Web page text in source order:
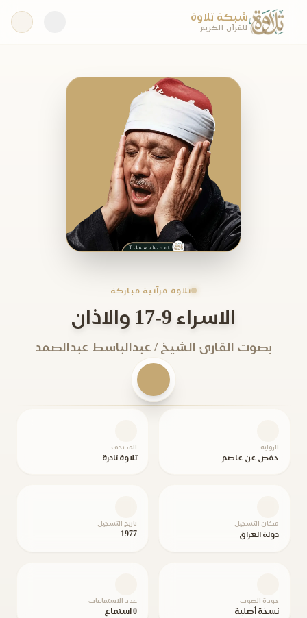
شبكة تلاوة
للقرآن الكريم
تلاوة قرآنية مباركة
الاسراء 9-17 والاذان
بصوت القارئ الشيخ / عبدالباسط عبدالصمد
الرواية
حفص عن عاصم
المصحف
تلاوة نادرة
مكان التسجيل
دولة العراق
تاريخ التسجيل
1977
جودة الصوت
نسخة أصلية
عدد الاستماعات
0 استماع